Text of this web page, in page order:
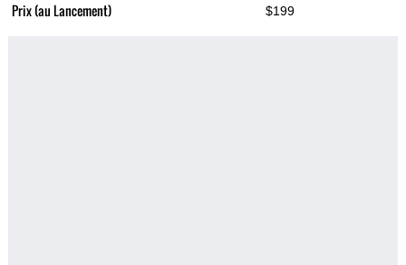
Prix (au Lancement) $199